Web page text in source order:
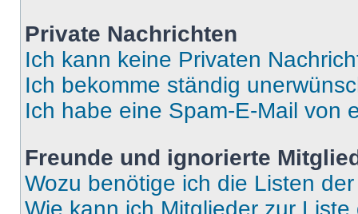
Private Nachrichten
Ich kann keine Privaten
Ich bekomme ständig
Ich habe eine Spam-E-Mail von
Freunde und ignorierte
Wozu benötige ich die Listen
Wie kann ich Mitglieder zur